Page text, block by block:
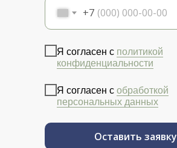
+7
Я согласен с политикой
конфиденциальности
Я согласен с обработкой
персональных данных
Оставить заявку